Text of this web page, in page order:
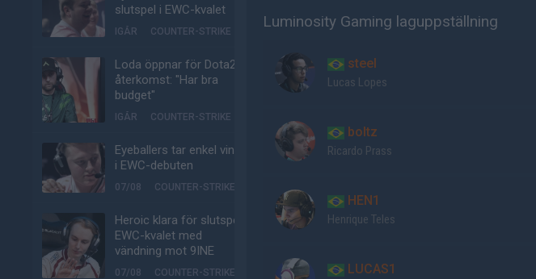
slutspel i EWC-kvalet
IGÅR COUNTER-STRIKE
Loda öppnar för Dota2-
återkomst: "Har bra
budget"
IGÅR COUNTER-STRIKE
Eyeballers tar enkel vinst
i EWC-debuten
07/08 COUNTER-STRIKE
Heroic klara för slutspel i
EWC-kvalet med
vändning mot 9INE
07/08 COUNTER-STRIKE
Luminosity Gaming laguppställning
steel
Lucas Lopes
boltz
Ricardo Prass
HEN1
Henrique Teles
LUCAS1